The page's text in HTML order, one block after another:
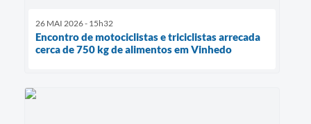
26 MAI 2026 - 15h32
Encontro de motociclistas e triciclistas arrecada
cerca de 750 kg de alimentos em Vinhedo